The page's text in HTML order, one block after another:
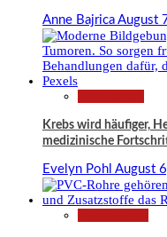
Anne Bajrica August
Krebs wird häufiger,
medizinische
Evelyn Pohl August